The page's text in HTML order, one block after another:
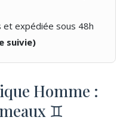
et expédiée sous 48h
suivie)
Homme :
♊